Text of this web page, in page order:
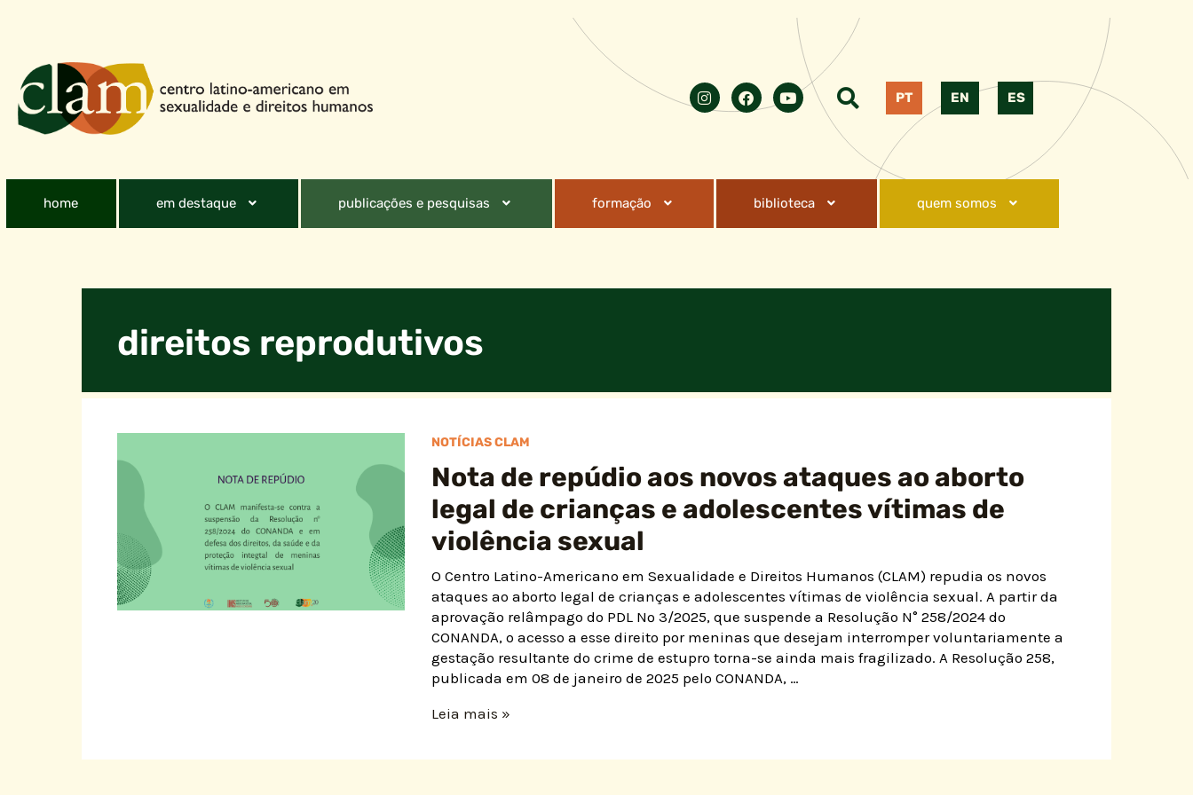
PT EN ES
home em destaque publicações e pesquisas formação biblioteca quem somos
direitos reprodutivos
NOTÍCIAS CLAM
Nota de repúdio aos novos ataques ao aborto
legal de crianças e adolescentes vítimas de
violência sexual
O Centro Latino-Americano em Sexualidade e Direitos Humanos (CLAM) repudia os novos
ataques ao aborto legal de crianças e adolescentes vítimas de violência sexual. A partir da
aprovação relâmpago do PDL Nº 3/2025, que suspende a Resolução N° 258/2024 do
CONANDA, o acesso a esse direito por meninas que desejam interromper voluntariamente a
gestação resultante do crime de estupro torna-se ainda mais fragilizado. A Resolução 258,
publicada em 08 de janeiro de 2025 pelo CONANDA, …
Leia mais »